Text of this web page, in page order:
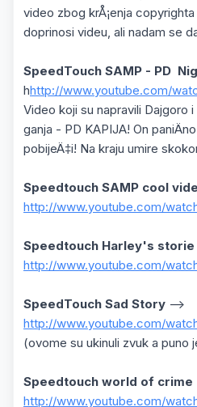
video zbog krÅ¡enja
doprinosi videu, ali nadam se
SpeedTouch SAMP - PD
hhttp://www.youtube.com/
Video koji su napravili Dajgoro
ganja - PD KAPIJA! On
pobijeÄ‡i! Na kraju umire
Speedtouch SAMP cool
http://www.youtube.com/
Speedtouch Harley's storie
http://www.youtube.com/
SpeedTouch Sad Story -->
http://www.youtube.com/
(ovome su ukinuli zvuk a puno
Speedtouch world of crime
http://www.youtube.com/